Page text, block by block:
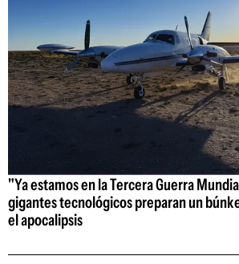
"Ya estamos en la Tercera Guerra
gigantes tecnológicos preparan un
el apocalipsis